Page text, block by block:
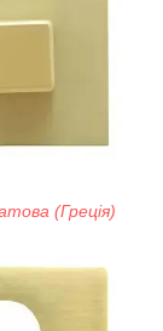
(Греція)